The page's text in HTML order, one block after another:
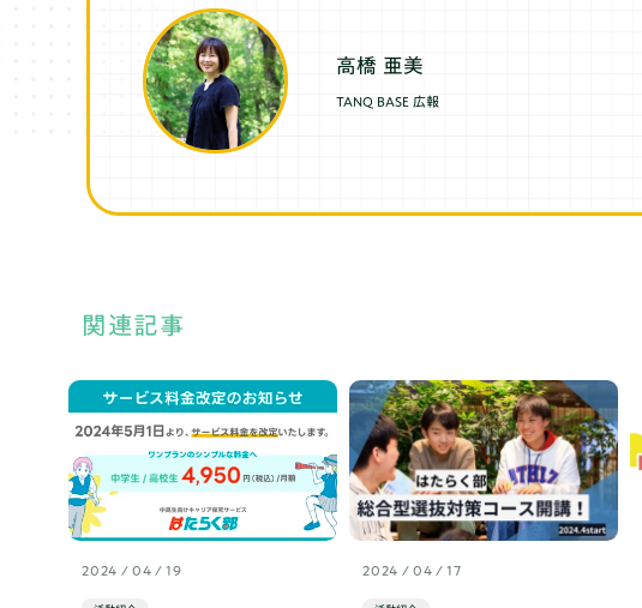
高橋 亜美
TANQ BASE 広報
関連記事
2024 / 04 / 19 2024 / 04 / 17